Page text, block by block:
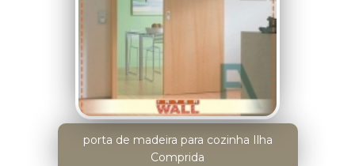
porta de madeira para cozinha Ilha
Comprida